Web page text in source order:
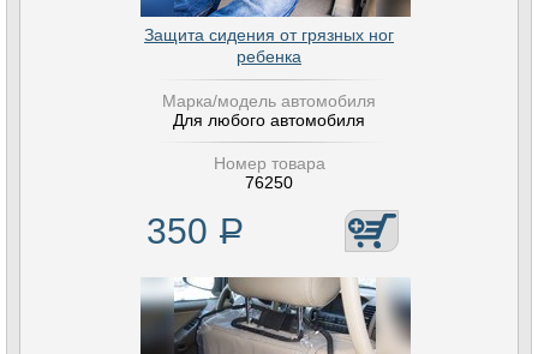
Защита сидения от грязных ног
ребенка
Марка/модель автомобиля
Для любого автомобиля
Номер товара
76250
350 Р